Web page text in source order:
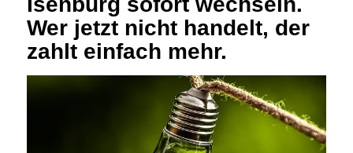
Wer jetzt nicht handelt, der
zahlt einfach mehr.